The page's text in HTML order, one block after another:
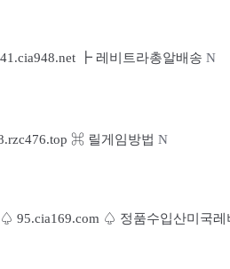
┣ 레비트라총알배송 N
⌘ 릴게임방법 N
95.cia169.com ♤ 정품수입산미국레